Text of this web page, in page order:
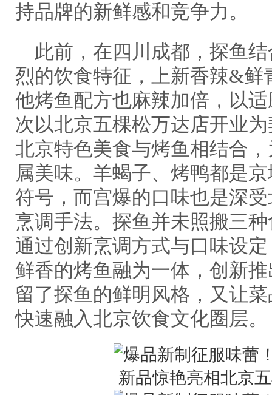
持品牌的新鲜感和竞争力。
此前，在四川成都，探鱼
烈的饮食特征，上新香辣&鲜
他烤鱼配方也麻辣加倍，以
次以北京五棵松万达店开业
北京特色美食与烤鱼相结合
属美味。羊蝎子、烤鸭都是
符号，而宫爆的口味也是深
烹调手法。探鱼并未照搬三
通过创新烹调方式与口味设
鲜香的烤鱼融为一体，创新
留了探鱼的鲜明风格，又让
快速融入北京饮食文化圈层。